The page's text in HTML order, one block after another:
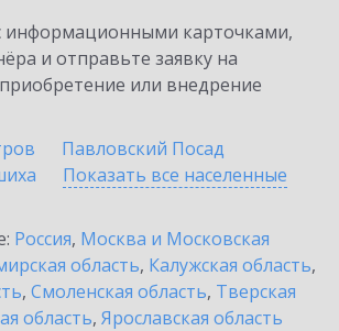
информационными карточками,
и отправьте заявку на
или внедрение
Павловский Посад
Показать все населенные
Россия, Москва и Московская
область, Калужская область,
, Смоленская область, Тверская
область, Ярославская область